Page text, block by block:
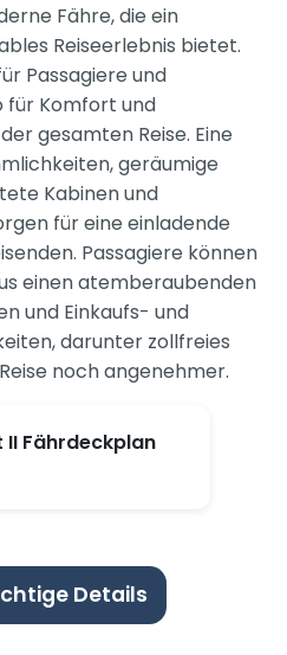
Fähre, die ein
Reiseerlebnis bietet.
Passagiere und
für Komfort und
gesamten Reise. Eine
geräumige
Kabinen und
für eine einladende
Passagiere können
einen atemberaubenden
und Einkaufs- und
darunter zollfreies
noch angenehmer.
Fährdeckplan
Details